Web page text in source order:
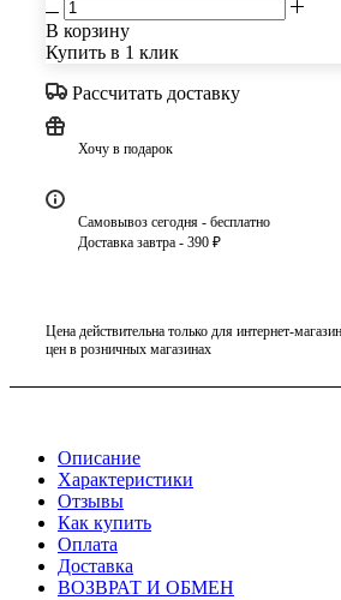
В корзину
Купить в 1 клик
Рассчитать доставку
Хочу в подарок
Самовывоз сегодня - бесплатно
Доставка завтра - 390 ₽
Цена действительна только для интернет-
цен в розничных магазинах
Описание
Характеристики
Отзывы
Как купить
Оплата
Доставка
ВОЗВРАТ И ОБМЕН